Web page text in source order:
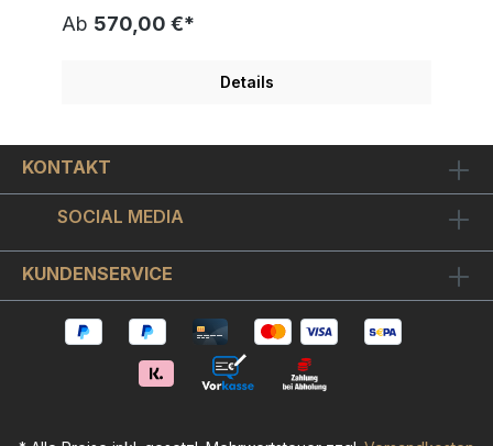
Begeisterung auf dem Kunstmarkt. Seine Arbeiten
Farbtönen mit kräftiger Kontur. Ed Heck setzt dabei
ganz bewusst auf die Reduktion von Details und
Charme und Optimismus versprühen. Häufig
wiederkehrende Motive in Hecks Arbeiten sind
Tiere, vor allem der kleine schwarz-weiß
gefleckte Hund mit dem oft treu-lieben, oft
perplexen Blick.Das Kunstwerk ist handsigniert
und auf nur 350 Exemplare weltweit limitiert und
einzeln nummeriert. Die Nummerierung ist nur ein
Ed Heck einen Alurahmen in Silber mit Doppel-
Passepartout sowie bruchfestem Bilderglas
bestellen. Mit Rahmen hat das Bild ein Format von
ca. 60x50 cm. Weitere Ed Heck Bilder Kunst
Ab 570,00 €*
Details
KONTAKT
SOCIAL MEDIA
KUNDENSERVICE